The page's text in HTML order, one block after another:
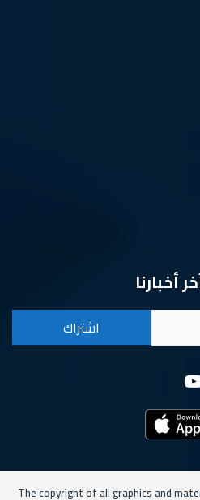
أخبارنا
The copyright of all graphics and